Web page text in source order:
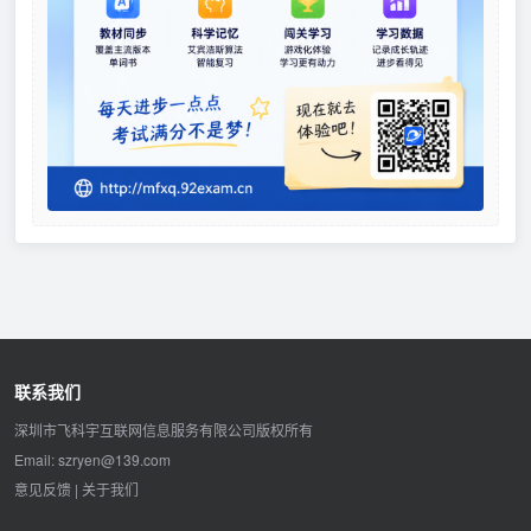
联系我们
深圳市飞科宇互联网信息服务有限公司版权所有
Email: szryen@139.com
意见反馈 | 关于我们